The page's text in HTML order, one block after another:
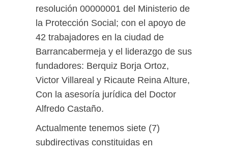
resolución 00000001 del Ministerio de
la Protección Social; con el apoyo de
42 trabajadores en la ciudad de
Barrancabermeja y el liderazgo de sus
fundadores: Berquiz Borja Ortoz,
Victor Villareal y Ricaute Reina Alture,
Con la asesoría jurídica del Doctor
Alfredo Castaño.
Actualmente tenemos siete (7)
subdirectivas constituidas en